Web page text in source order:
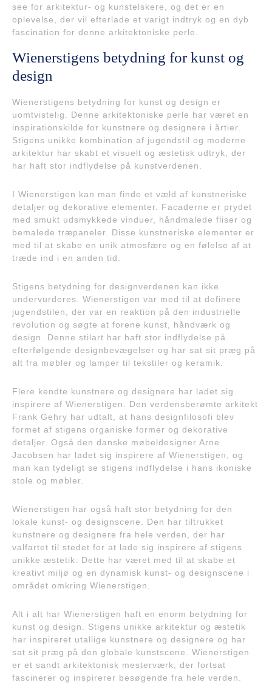
see for arkitektur- og kunstelskere, og det er en
oplevelse, der vil efterlade et varigt indtryk og en dyb
fascination for denne arkitektoniske perle.
Wienerstigens betydning for kunst og
design
Wienerstigens betydning for kunst og design er
uomtvistelig. Denne arkitektoniske perle har været en
inspirationskilde for kunstnere og designere i årtier.
Stigens unikke kombination af jugendstil og moderne
arkitektur har skabt et visuelt og æstetisk udtryk, der
har haft stor indflydelse på kunstverdenen.
I Wienerstigen kan man finde et væld af kunstneriske
detaljer og dekorative elementer. Facaderne er prydet
med smukt udsmykkede vinduer, håndmalede fliser og
bemalede træpaneler. Disse kunstneriske elementer er
med til at skabe en unik atmosfære og en følelse af at
træde ind i en anden tid.
Stigens betydning for designverdenen kan ikke
undervurderes. Wienerstigen var med til at definere
jugendstilen, der var en reaktion på den industrielle
revolution og søgte at forene kunst, håndværk og
design. Denne stilart har haft stor indflydelse på
efterfølgende designbevægelser og har sat sit præg på
alt fra møbler og lamper til tekstiler og keramik.
Flere kendte kunstnere og designere har ladet sig
inspirere af Wienerstigen. Den verdensberømte arkitekt
Frank Gehry har udtalt, at hans designfilosofi blev
formet af stigens organiske former og dekorative
detaljer. Også den danske møbeldesigner Arne
Jacobsen har ladet sig inspirere af Wienerstigen, og
man kan tydeligt se stigens indflydelse i hans ikoniske
stole og møbler.
Wienerstigen har også haft stor betydning for den
lokale kunst- og designscene. Den har tiltrukket
kunstnere og designere fra hele verden, der har
valfartet til stedet for at lade sig inspirere af stigens
unikke æstetik. Dette har været med til at skabe et
kreativt miljø og en dynamisk kunst- og designscene i
området omkring Wienerstigen.
Alt i alt har Wienerstigen haft en enorm betydning for
kunst og design. Stigens unikke arkitektur og æstetik
har inspireret utallige kunstnere og designere og har
sat sit præg på den globale kunstscene. Wienerstigen
er et sandt arkitektonisk mesterværk, der fortsat
fascinerer og inspirerer besøgende fra hele verden.